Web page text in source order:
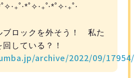
ブロックを外そう！ 私た
している？！
archive/2022/09/17954/